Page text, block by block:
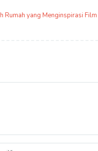
Rumah yang Menginspirasi